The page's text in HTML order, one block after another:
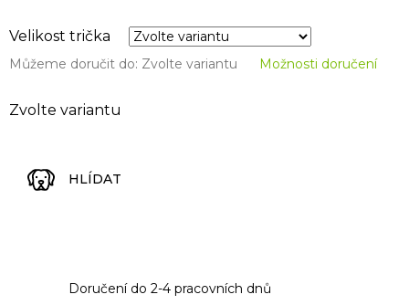
Zvolte variantu
Velikost trička
Můžeme doručit do: Zvolte variantu Možnosti doručení
HLÍDAT
Doručení do 2-4 pracovních dnů